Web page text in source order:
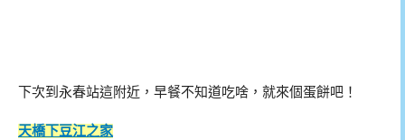
下次到永春站這附近，早餐不知道吃啥，就來個蛋餅吧！
天橋下豆江之家